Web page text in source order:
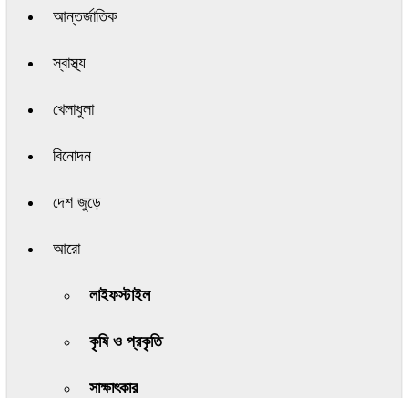
আন্তর্জাতিক
স্বাস্থ্য
খেলাধুলা
বিনোদন
দেশ জুড়ে
আরো
লাইফস্টাইল
কৃষি ও প্রকৃতি
সাক্ষাৎকার